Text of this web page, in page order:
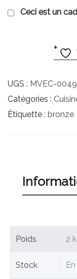
Ceci est un
UGS : MVEC-
Catégories :
Étiquette : bronze
Poids 2
Stock